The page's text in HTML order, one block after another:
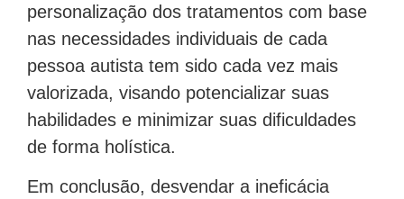
personalização dos tratamentos com base
nas necessidades individuais de cada
pessoa autista tem sido cada vez mais
valorizada, visando potencializar suas
habilidades e minimizar suas dificuldades
de forma holística.
Em conclusão, desvendar a ineficácia